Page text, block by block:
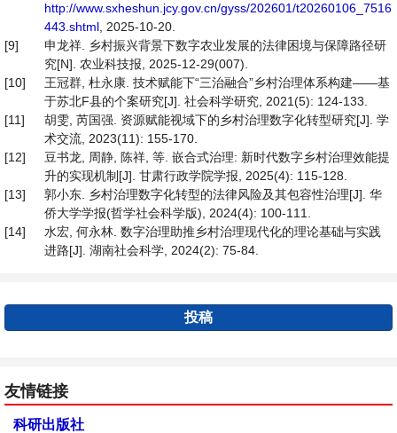
http://www.sxheshun.jcy.gov.cn/gyss/202601/t20260106_7516
443.shtml , 2025-10-20.
[9]
申龙祥. 乡村振兴背景下数字农业发展的法律困境与保障路径研
究[N]. 农业科技报, 2025-12-29(007).
[10]
王冠群, 杜永康. 技术赋能下“三治融合”乡村治理体系构建——基
于苏北F县的个案研究[J]. 社会科学研究, 2021(5): 124-133.
[11]
胡雯, 芮国强. 资源赋能视域下的乡村治理数字化转型研究[J]. 学
术交流, 2023(11): 155-170.
[12]
豆书龙, 周静, 陈祥, 等. 嵌合式治理: 新时代数字乡村治理效能提
升的实现机制[J]. 甘肃行政学院学报, 2025(4): 115-128.
[13]
郭小东. 乡村治理数字化转型的法律风险及其包容性治理[J]. 华
侨大学学报(哲学社会科学版), 2024(4): 100-111.
[14]
水宏, 何永林. 数字治理助推乡村治理现代化的理论基础与实践
进路[J]. 湖南社会科学, 2024(2): 75-84.
投稿
友情链接
科研出版社